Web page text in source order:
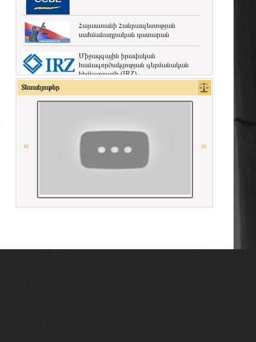
Հայաստանի Հանրապետության
սահմանադրական դատարան
Միջազգային իրավական
համագործակցության գերմանական
հիմնադրամի (IRZ)
բյուրո» ՊՈԱԿ
Գերմանիայի փաստաբանների
դաշնային պալատ
Union Nationale des Carpa
Տեսանյութեր